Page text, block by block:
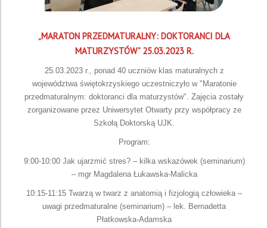
„MARATON PRZEDMATURALNY: DOKTORANCI DLA
MATURZYSTÓW” 25.03.2023 R.
25.03.2023 r., ponad 40 uczniów klas maturalnych z
województwa świętokrzyskiego uczestniczyło w "Maratonie
przedmaturalnym: doktoranci dla maturzystów". Zajęcia zostały
zorganizowane przez Uniwersytet Otwarty przy współpracy ze
Szkołą Doktorską UJK.
Program:
9:00-10:00 Jak ujarzmić stres? – kilka wskazówek (seminarium)
– mgr Magdalena Łukawska-Malicka
10:15-11:15 Twarzą w twarz z anatomią i fizjologią człowieka –
uwagi przedmaturalne (seminarium) – lek. Bernadetta
Płatkowska-Adamska